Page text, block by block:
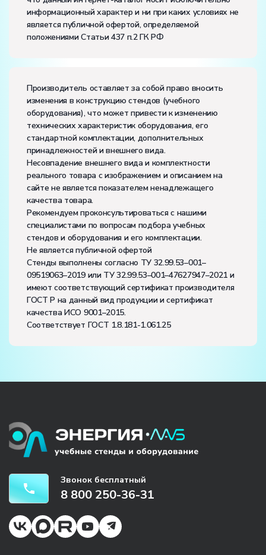
информационный характер и ни при каких условиях не
является публичной офертой, определяемой
положениями Статьи 437 п.2 ГК РФ
Производитель оставляет за собой право вносить
изменения в конструкцию стендов (учебного
оборудования), что может привести к изменению
технических характеристик оборудования, его
стандартной комплектации, дополнительных
принадлежностей и внешнего вида.
Несовпадение внешнего вида и комплектности
реального товара с изображением и описанием на
сайте не является показателем ненадлежащего
качества товара.
Рекомендуем проконсультироваться с нашими
специалистами по вопросам подбора учебных
стендов и оборудования и его комплектации.
Не является публичной офертой
Стенды выполнены согласно ТУ 32.99.53–001–
09519063–2019 или ТУ 32.99.53–001–47627947–2021 и
имеют соответствующий сертификат производителя
ГОСТ Р на данный вид продукции и сертификат
качества ИСО 9001–2015.
Соответствует ГОСТ 1.8.181-1.061.25
Звонок бесплатный
8 800 250-36-31